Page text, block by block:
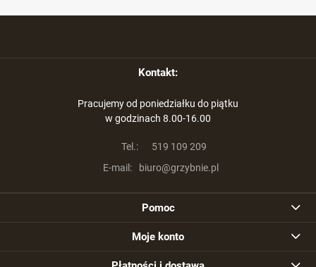
Kontakt:
Pracujemy od poniedziałku do piątku
w godzinach 8.00-16.00
Tel.:
519 109 209
E-mail:
biuro@grzybnie.pl
Pomoc
Moje konto